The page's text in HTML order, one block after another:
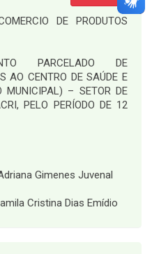
DE PRODUTOS
PARCELADO DE
AO CENTRO DE SAÚDE E
MUNICIPAL) – SETOR DE
PELO PERÍODO DE 12
Gimenes Juvenal
Cristina Dias Emídio